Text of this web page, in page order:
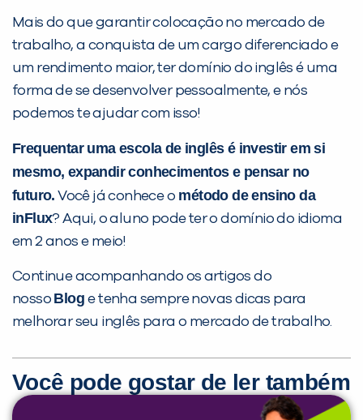
Mais do que garantir colocação no mercado de
trabalho, a conquista de um cargo diferenciado e
um rendimento maior, ter domínio do inglês é uma
forma de se desenvolver pessoalmente, e nós
podemos te ajudar com isso!
Frequentar uma escola de inglês é investir em si
mesmo, expandir conhecimentos e pensar no
futuro. Você já conhece o método de ensino da
inFlux? Aqui, o aluno pode ter o domínio do idioma
em 2 anos e meio!
Continue acompanhando os artigos do
nosso Bloge tenha sempre novas dicas para
melhorar seu inglês para o mercado de trabalho.
Você pode gostar de ler também